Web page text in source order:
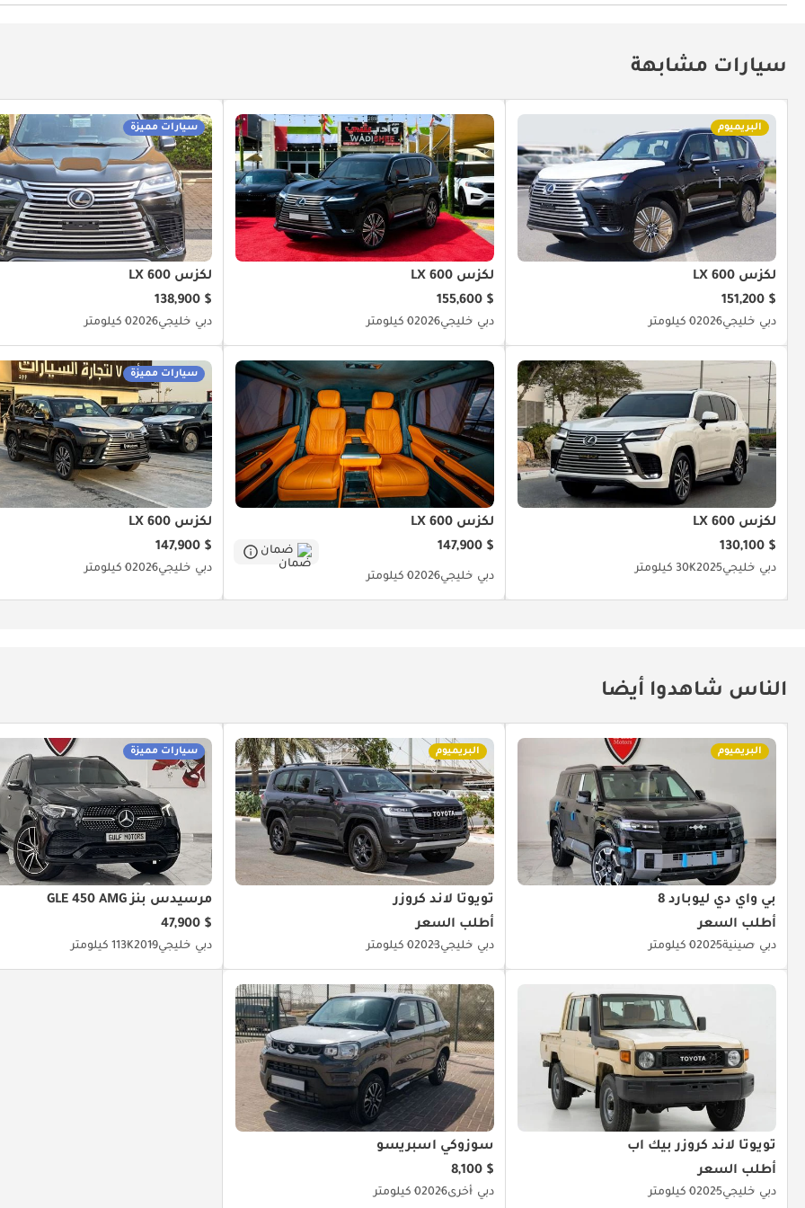
سيارات مشابهة
البريميوم
لكزس LX 600
$ 151,200
دبي خليجي20260 كيلومتر
لكزس LX 600
$ 155,600
دبي خليجي20260 كيلومتر
سيارات مميزة
لكزس LX 600
$ 138,900
دبي خليجي20260 كيلومتر
لكزس LX 600
$ 130,100
دبي خليجي202530K كيلومتر
لكزس LX 600
$ 147,900
ضمان
دبي خليجي20260 كيلومتر
سيارات مميزة
لكزس LX 600
$ 147,900
دبي خليجي20260 كيلومتر
الناس شاهدوا أيضا
البريميوم
بي واي دي ليوبارد 8
أطلب السعر
دبي صينية20250 كيلومتر
البريميوم
تويوتا لاند كروزر
أطلب السعر
دبي خليجي20230 كيلومتر
سيارات مميزة
مرسيدس بنز GLE 450 AMG
$ 47,900
دبي خليجي2019113K كيلومتر
تويوتا لاند كروزر بيك آب
أطلب السعر
دبي خليجي20250 كيلومتر
سوزوكي اسبريسو
$ 8,100
دبي أخرى20260 كيلومتر